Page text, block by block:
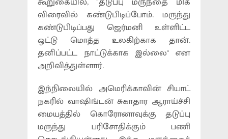
விரைவில் கண்டுபிடிப்போம். மருந்து
கண்டுபிடிப்பது ஜெர்மனி உள்ளிட்ட
ஒட்டு மொத்த உலகிற்காக தான்.
தனிப்பட்ட நாட்டுக்காக இல்லை'' என
அறிவித்துள்ளார்.
இந்நிலையில் அமெரிக்காவின் சியாட்
நகரில் வாஷிங்டன் சுகாதார ஆராய்ச்சி
மையத்தில் கொரோனாவுக்கு தடுப்பு
மருந்து பரிசோதிக்கும் பணி